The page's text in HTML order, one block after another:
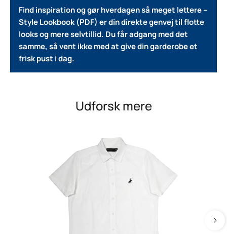
Find inspiration og gør hverdagen så meget lettere –
Style Lookbook (PDF) er din direkte genvej til flotte
looks og mere selvtillid. Du får adgang med det
samme, så vent ikke med at give din garderobe et
frisk pust i dag.
Udforsk mere